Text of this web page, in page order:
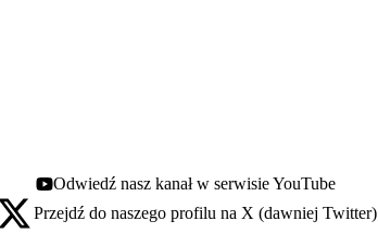
Youtube - otwiera się w nowej karcie
Odwiedź nasz kanał w serwisie YouTube
X - otwiera się w nowej karcie
Przejdź do naszego profilu na X (dawniej Twitter)